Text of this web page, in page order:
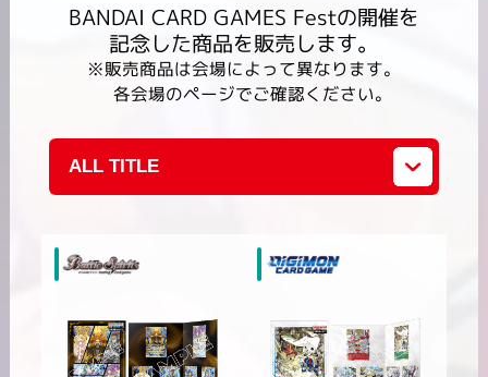
BANDAI CARD GAMES Festの開催を
記念した商品を販売します。
※販売商品は会場によって異なります。
各会場のページでご確認ください。
ALL TITLE